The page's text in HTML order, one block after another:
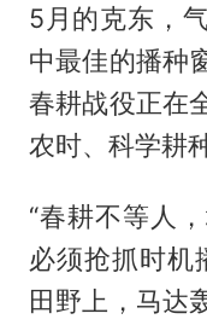
5月的克东，
中最佳的播种
春耕战役正在
农时、科学耕
“春耕不等人
必须抢抓时机
田野上，马达